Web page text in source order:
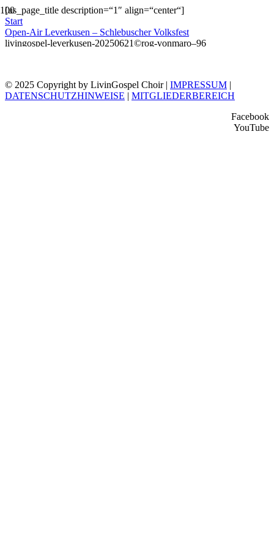
[us_page_title description=“1″ align=“center“]
Start
Open-Air Leverkusen – Schlebuscher Volksfest
livingospel-leverkusen-20250621©rog-vonmaro–96
© 2025 Copyright by LivinGospel Choir | IMPRESSUM |
DATENSCHUTZHINWEISE | MITGLIEDERBEREICH
Facebook
YouTube